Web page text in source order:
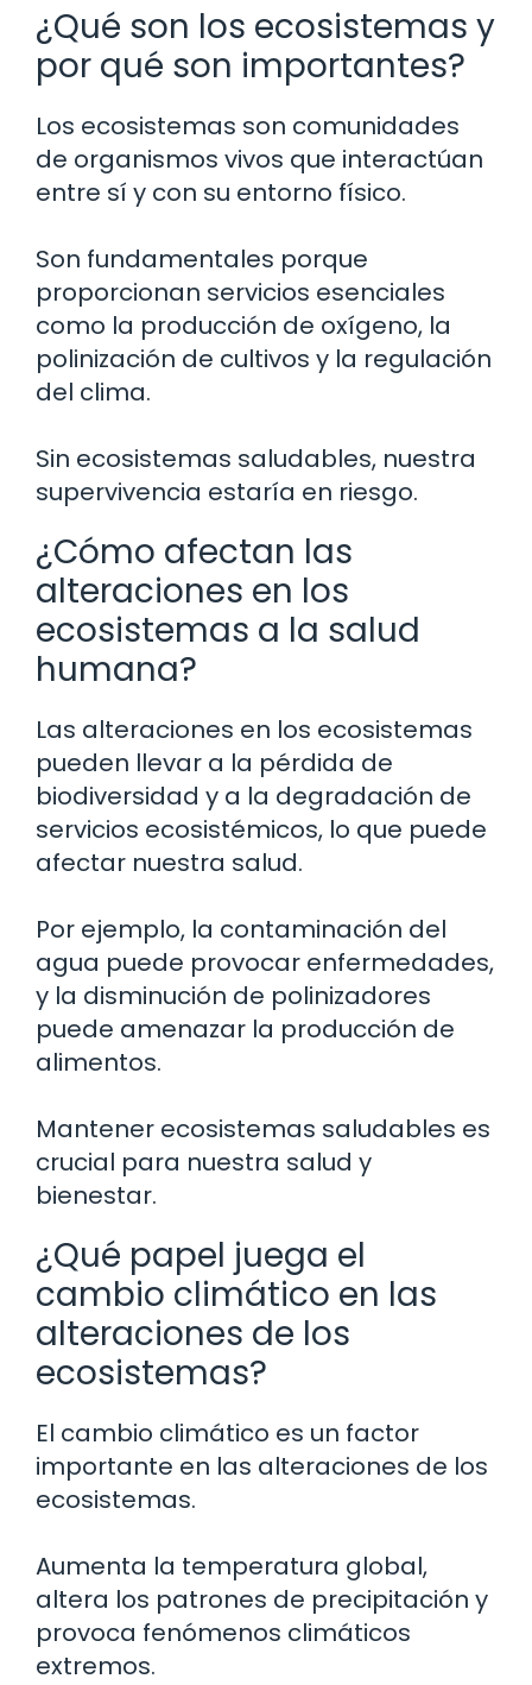
¿Qué son los ecosistemas y
por qué son importantes?
Los ecosistemas son comunidades
de organismos vivos que interactúan
entre sí y con su entorno físico.
Son fundamentales porque
proporcionan servicios esenciales
como la producción de oxígeno, la
polinización de cultivos y la regulación
del clima.
Sin ecosistemas saludables, nuestra
supervivencia estaría en riesgo.
¿Cómo afectan las
alteraciones en los
ecosistemas a la salud
humana?
Las alteraciones en los ecosistemas
pueden llevar a la pérdida de
biodiversidad y a la degradación de
servicios ecosistémicos, lo que puede
afectar nuestra salud.
Por ejemplo, la contaminación del
agua puede provocar enfermedades,
y la disminución de polinizadores
puede amenazar la producción de
alimentos.
Mantener ecosistemas saludables es
crucial para nuestra salud y
bienestar.
¿Qué papel juega el
cambio climático en las
alteraciones de los
ecosistemas?
El cambio climático es un factor
importante en las alteraciones de los
ecosistemas.
Aumenta la temperatura global,
altera los patrones de precipitación y
provoca fenómenos climáticos
extremos.